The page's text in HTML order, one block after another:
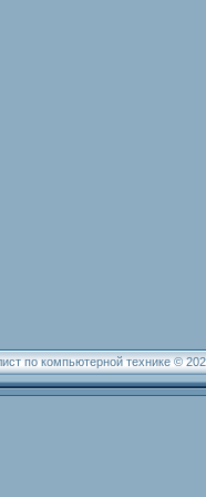
по компьютерной технике ©